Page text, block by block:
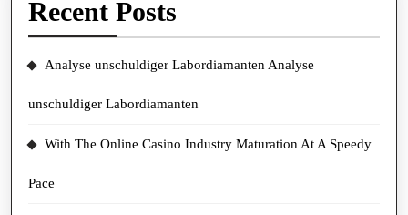
Recent Posts
Analyse unschuldiger Labordiamanten Analyse
unschuldiger Labordiamanten
With The Online Casino Industry Maturation At A Speedy
Pace